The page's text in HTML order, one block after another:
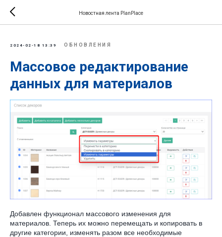
Новостная лента PlanPlace
2024-02-18 13:39 ОБНОВЛЕНИЯ
Массовое редактирование
данных для материалов
Добавлен функционал массового изменения для
материалов. Теперь их можно перемещать и копировать в
другие категории, изменять разом все необходимые